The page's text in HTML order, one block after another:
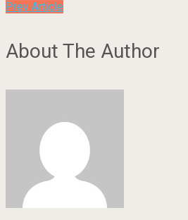
Prev Article
About The Author